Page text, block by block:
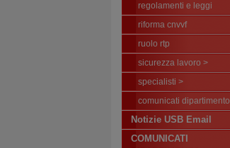
regolamenti e leggi
riforma cnvvf
ruolo rtp
sicurezza lavoro >
specialisti >
comunicati dipartimento
Notizie USB Email
COMUNICATI